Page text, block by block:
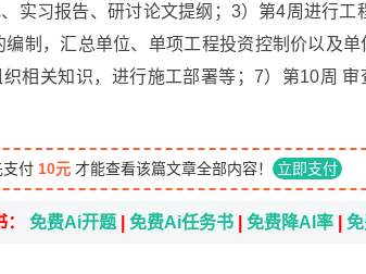
实习报告、研讨论文提纲；3）第4周进行工
编制，汇总单位、单项工程投资控制价以及
相关知识，进行施工部署等；7）第10周 审
支付 10元 才能查看该篇文章全部内容！ 立即支付
： 免费Ai开题 免费Ai任务书 免费降AI率